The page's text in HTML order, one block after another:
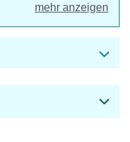
mehr anzeigen